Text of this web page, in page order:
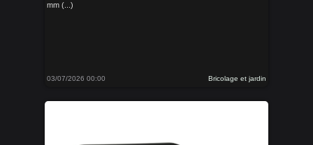
mm (...)
03/07/2026 00:00 Bricolage et jardin